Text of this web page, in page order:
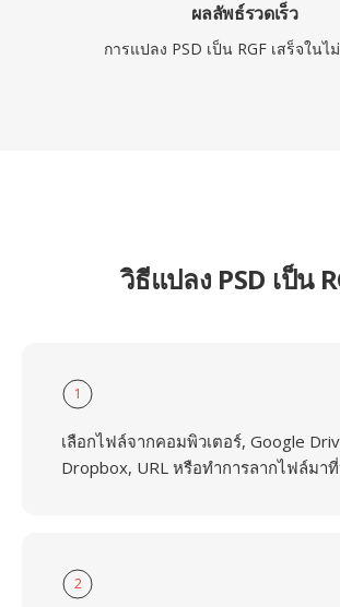
ผลลัพธ์รวดเร็ว
การแปลง PSD เป็น RGF เสร็จในไ
วิธีแปลง PSD เป็น
1
เลือกไฟล์จากคอมพิวเตอร์, Google
Dropbox, URL หรือทำการลากไฟล์มา
2